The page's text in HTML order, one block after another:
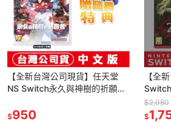
【全新台灣公司現貨】任天堂
NS Switch永久與神樹的祈願者-
$950
【全
中文版
$2,080
$